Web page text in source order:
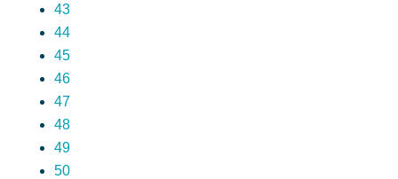
43
44
45
46
47
48
49
50